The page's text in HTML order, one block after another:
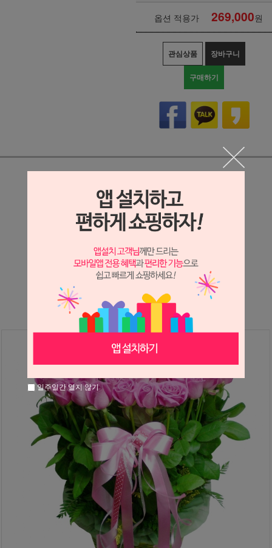
옵션 적용가 269,000원
관심상품 장바구니
구매하기
상세정보 새창 열기
상세 정보를 확대해 보실 수 있습니다.
※ 필독해주세요 ※
는 시세 변동에 따라 가격이 달라질 수 있으니
문의 후 주문 바랍니다.
일주일간 열지 않기